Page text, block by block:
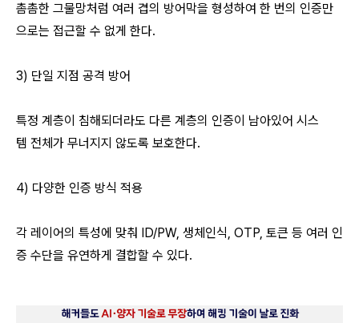
촘촘한 그물망처럼 여러 겹의 방어막을 형성하여 한 번의 인증만
으로는 접근할 수 없게 한다.
3) 단일 지점 공격 방어
특정 계층이 침해되더라도 다른 계층의 인증이 남아있어 시스
템 전체가 무너지지 않도록 보호한다.
4) 다양한 인증 방식 적용
각 레이어의 특성에 맞춰 ID/PW, 생체인식, OTP, 토큰 등 여러 인
증 수단을 유연하게 결합할 수 있다.